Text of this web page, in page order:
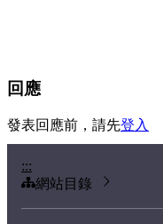
回應
發表回應前，請先登入
:::
網站目錄